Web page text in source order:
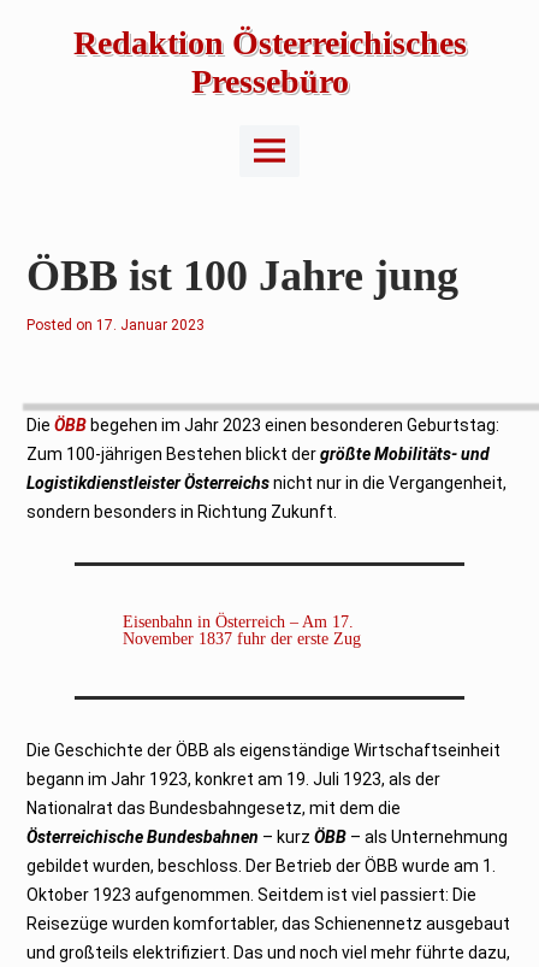
Redaktion Österreichisches
Pressebüro
Main
Menu
ÖBB ist 100 Jahre jung
Posted on2
r
u
a
r
2
0
3
17. Januar 2023
DieÖBB begehen im Jahr 2023 einen besonderen Geburtstag:
Zum 100-jährigen Bestehen blickt dergrößte Mobilitäts- und
Logistikdienstleister Österreichsnicht nur in die Vergangenheit,
sondern besonders in Richtung Zukunft.
Eisenbahn in Österreich – Am 17.
November 1837 fuhr der erste Zug
Die Geschichte der ÖBB als eigenständige Wirtschaftseinheit
begann im Jahr 1923, konkret am 19. Juli 1923, als der
Nationalrat das Bundesbahngesetz, mit dem die
Österreichische Bundesbahnen – kurzÖBB – als Unternehmung
gebildet wurden, beschloss. Der Betrieb der ÖBB wurde am 1.
Oktober 1923 aufgenommen. Seitdem ist viel passiert: Die
Reisezüge wurden komfortabler, das Schienennetz ausgebaut
und großteils elektrifiziert. Das und noch viel mehr führte dazu,